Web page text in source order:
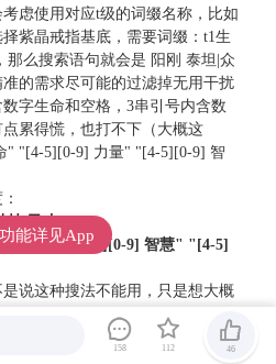
虑使用对应t级的词缀名称，比如
紫晶戒指基底，需要词缀：t1生
那么搜索语句就会是 阳刚 泰坦|众
的需求尽可能的过滤掉无用干扰
字生命和空格，3串引号内含数
累得慌，也打不下（大概这
" "[4-5][0-9] 力量" "[4-5][0-9] 智
|天才
力量" "[4-5][0-9] 智慧" "[4-5]
说这种搜法不能用，只是想大概
家提供另外的思路。上编年史查
情，看过多的干扰无用项所花的
倍了。虽说网页市集会有延迟，但
158 112 46
能详见App